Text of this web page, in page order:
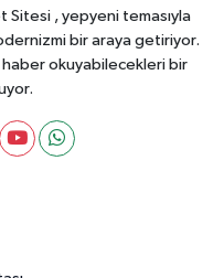
, yepyeni temasıyla
bir araya getiriyor.
haber okuyabilecekleri bir